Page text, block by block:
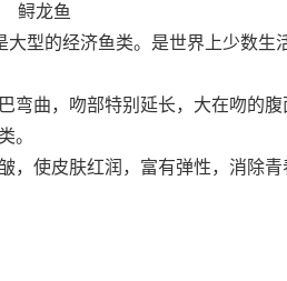
鲟龙鱼
型的经济鱼类。是世界上少数
曲，吻部特别延长，大在吻的腹
。
使皮肤红润，富有弹性，消除